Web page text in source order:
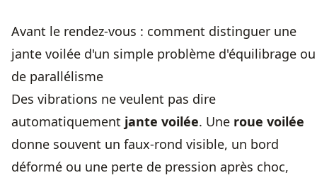
Avant le rendez-vous : comment distinguer une
jante voilée d'un simple problème d'équilibrage ou
de parallélisme
Des vibrations ne veulent pas dire
automatiquement jante voilée. Une roue voilée
donne souvent un faux-rond visible, un bord
déformé ou une perte de pression après choc,